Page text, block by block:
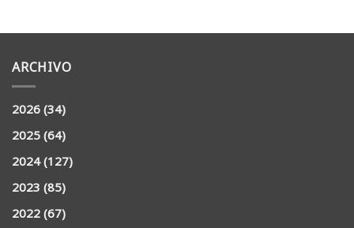
ARCHIVO
2026(34)
2025(64)
2024(127)
2023(85)
2022(67)